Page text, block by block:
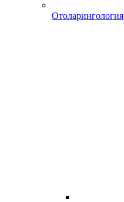
Отоларингология